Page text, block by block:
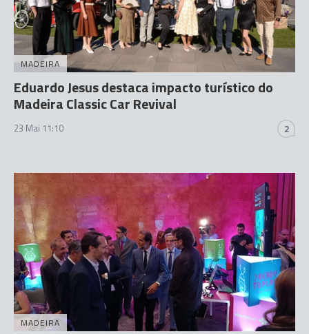
MADEIRA
Eduardo Jesus destaca impacto turístico do
Madeira Classic Car Revival
23 Mai 11:10 2
MADEIRA